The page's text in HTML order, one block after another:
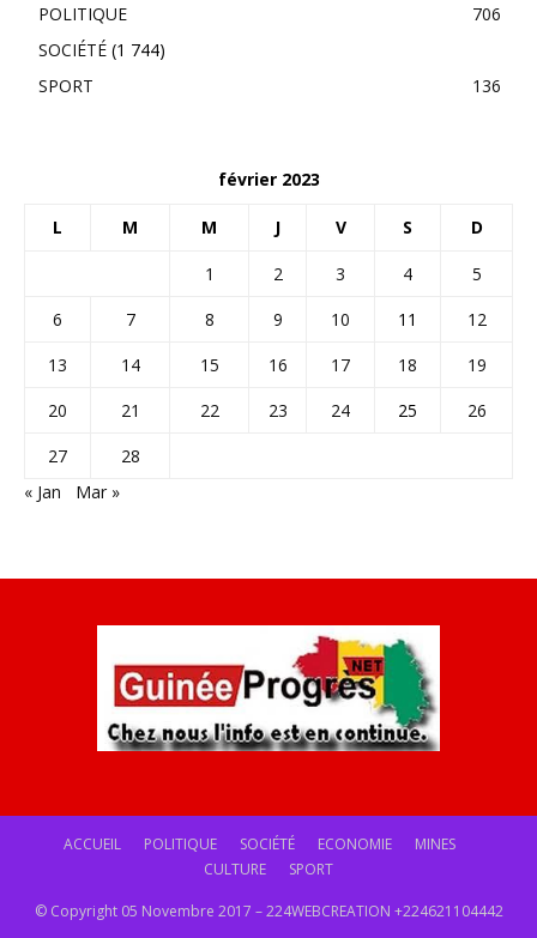
POLITIQUE
706
SOCIÉTÉ (1 744)
SPORT
136
février 2023
L M M J V S D
1 2 3 4
5
6
7 8 9 10 11
12
13
14 15 16 17 18
19
20
21 22 23 24 25
26
27
28
« Jan
Mar »
ACCUEIL POLITIQUE SOCIÉTÉ ECONOMIE
MINES
CULTURE
SPORT
© Copyright 05 Novembre 2017 – 224WEBCREATION +224621104442